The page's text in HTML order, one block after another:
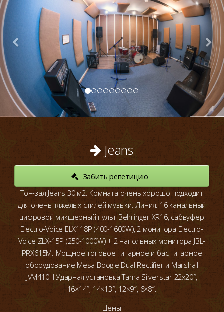
Jeans
Забить репетицию
Тон-зал Jeans 30 м2. Комната очень хорошо подходит
для очень тяжелых стилей музыки. Линия: 16 канальный
цифровой микшерный пульт Behringer XR16, сабвуфер
Electro-Voice ELX118P (400-1600W), 2 монитора Electro-
Voice ZLX-15P (250-1000W) + 2 напольных монитора JBL-
PRX615M. Мощное топовое гитарное и бас гитарное
оборудование Mesa Boogie Dual Rectifier и Marshall
JVM410H Ударная установка Tama Silverstar 22х20″,
16×14″, 14×13″, 12×9″, 6×8″.
Цены